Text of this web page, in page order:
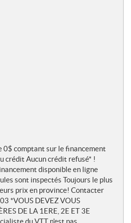
0$ comptant sur le financement
crédit Aucun crédit refusé* !
disponible en ligne
sont inspectés Toujours le plus
prix en province! Contacter
*VOUS DEVEZ VOUS
DE LA 1ERE, 2E ET 3E
du VTT n'est pas